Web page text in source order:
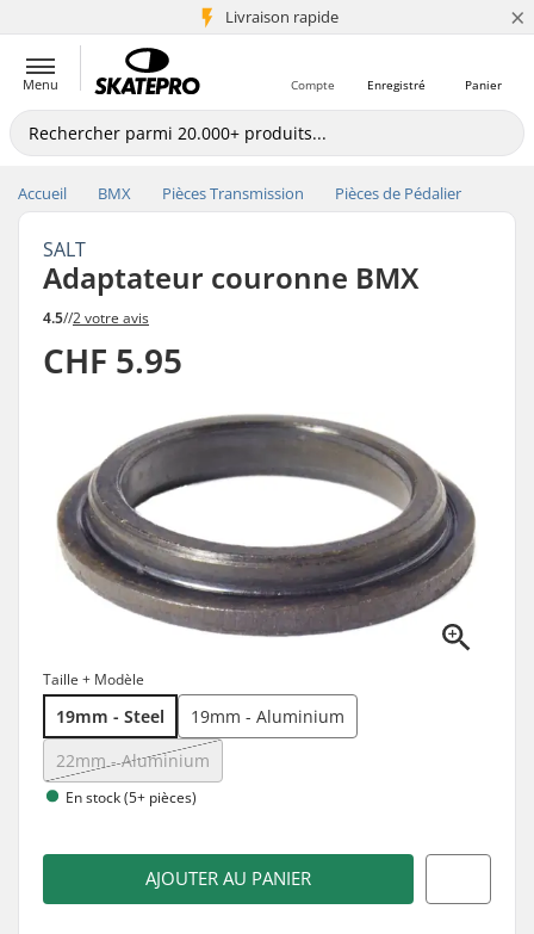
Livraison rapide
+5 mio de clients ×
Menu Panier
Enregistré
Compte
Accueil BMX Pièces Transmission Pièces de Pédalier
SALT
Adaptateur couronne BMX
4.5//2 votre avis
CHF 5.95
Taille + Modèle
19mm - Steel
19mm - Aluminium
22mm - Aluminium
En stock (5+ pièces)
AJOUTER AU PANIER